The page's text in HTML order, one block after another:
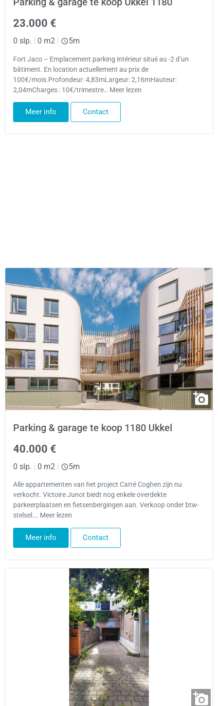
23.000 €
0 slp. 0 m2 5m
Fort Jaco – Emplacement parking intérieur situé au -2 d’un
bâtiment. En location actuellement au prix de
100€/mois.Profondeur: 4,83mLargeur: 2,16mHauteur:
2,04mCharges : 10€/trimestre… Meer lezen
Meer info Contact
Parking & garage te koop 1180 Ukkel
40.000 €
0 slp. | 0 m2 | 5m
Alle appartementen van het project Carré Coghen zijn nu
verkocht. Victoire Junot biedt nog enkele overdekte
parkeerplaatsen en fietsenbergingen aan. Verkoop onder btw-
stelsel…. Meer lezen
Meer info Contact